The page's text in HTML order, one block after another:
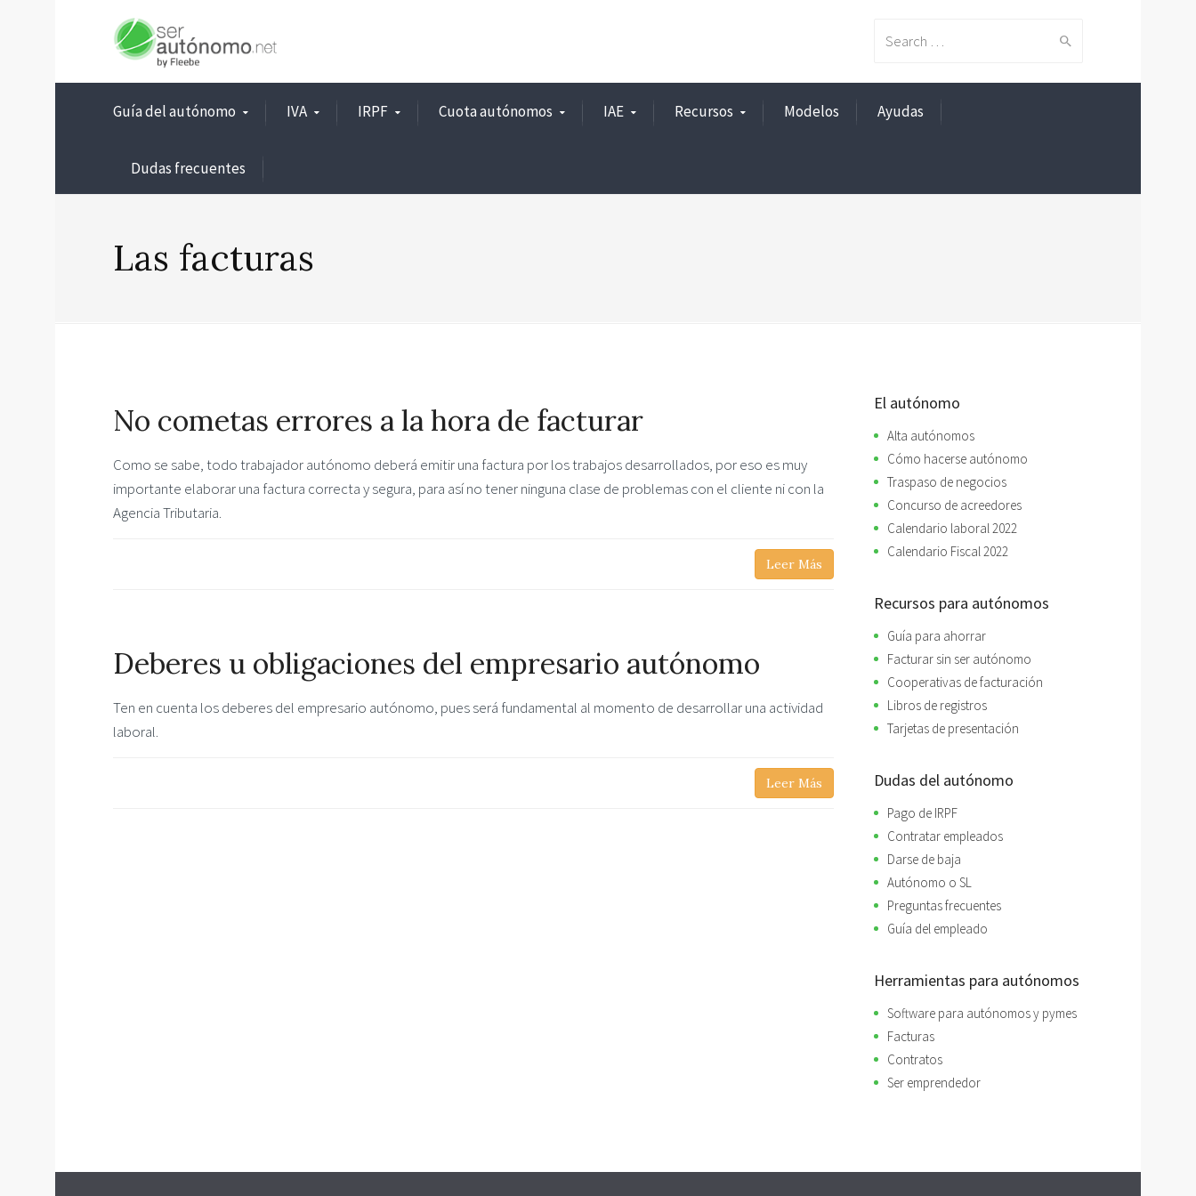
for:
Guía del autónomo IVA IRPF Cuota autónomos IAE Recursos Modelos Ayudas
Dudas frecuentes
Las facturas
No cometas errores a la hora de facturar
Como se sabe, todo trabajador autónomo deberá emitir una factura por los trabajos desarrollados, por eso es muy
importante elaborar una factura correcta y segura, para así no tener ninguna clase de problemas con el cliente ni con la
Agencia Tributaria.
Leer Más
Deberes u obligaciones del empresario autónomo
Ten en cuenta los deberes del empresario autónomo, pues será fundamental al momento de desarrollar una actividad
laboral.
Leer Más
El autónomo
Alta autónomos
Cómo hacerse autónomo
Traspaso de negocios
Concurso de acreedores
Calendario laboral 2022
Calendario Fiscal 2022
Recursos para autónomos
Guía para ahorrar
Facturar sin ser autónomo
Cooperativas de facturación
Libros de registros
Tarjetas de presentación
Dudas del autónomo
Pago de IRPF
Contratar empleados
Darse de baja
Autónomo o SL
Preguntas frecuentes
Guía del empleado
Herramientas para autónomos
Software para autónomos y pymes
Facturas
Contratos
Ser emprendedor